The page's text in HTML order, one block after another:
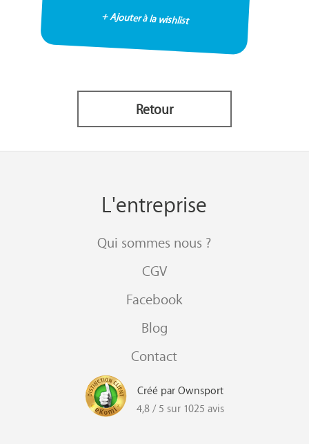
+ Ajouter à la wishlist
Retour
L'entreprise
Qui sommes nous ?
CGV
Facebook
Blog
Contact
Créé par Ownsport
4,8 / 5 sur 1025 avis